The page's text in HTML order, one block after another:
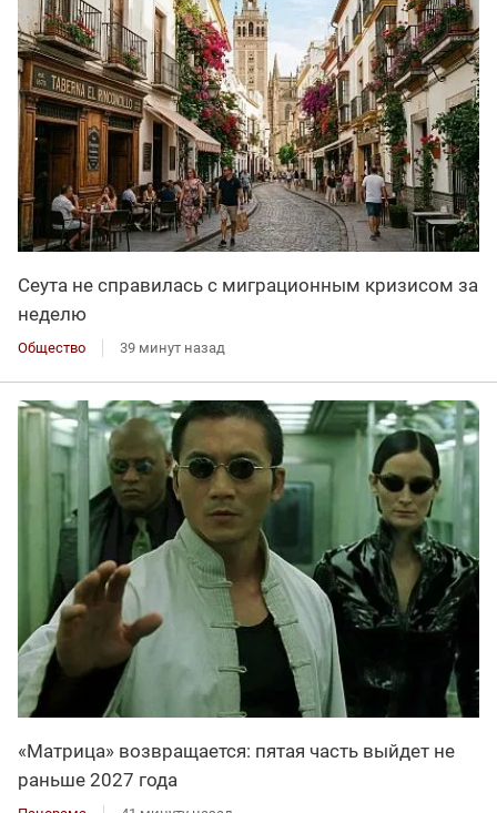
Сеута не справилась с миграционным кризисом за
неделю
Общество 39 минут назад
«Матрица» возвращается: пятая часть выйдет не
раньше 2027 года